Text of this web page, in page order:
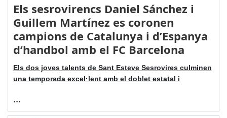
Els sesrovirencs Daniel Sánchez i
Guillem Martínez es coronen
campions de Catalunya i d’Espanya
d’handbol amb el FC Barcelona
Els dos joves talents de Sant Esteve Sesrovires culminen
una temporada excel·lent amb el doblet estatal i
...